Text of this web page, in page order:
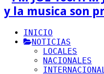
y la musica son
INICIO
NOTICIAS
LOCALES
NACIONALES